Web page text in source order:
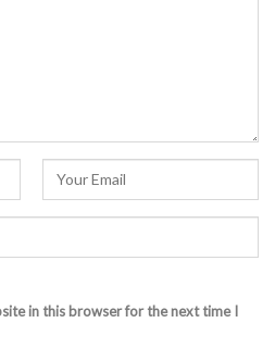
in this browser for the next time I